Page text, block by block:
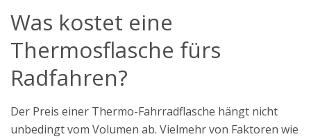
Was kostet eine
Thermosflasche fürs
Radfahren?
Der Preis einer Thermo-Fahrradflasche hängt nicht
unbedingt vom Volumen ab. Vielmehr von Faktoren wie